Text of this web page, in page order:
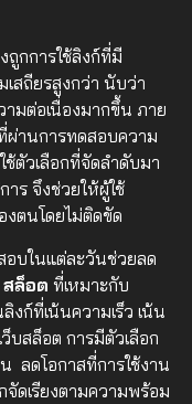
ถูกการใช้ลิงก์ที่มี
เสถียรสูงกว่า นับว่า
ามต่อเนื่องมากขึ้น ภาย
ผ่านการทดสอบความ
ช้ตัวเลือกที่จัดลำดับมา
ร จึงช่วยให้ผู้ใช้
งตนโดยไม่ติดขัด
อบในแต่ละวันช่วยลด
สล็อต ที่เหมาะกับ
งก์ที่เน้นความเร็ว เน้น
บสล็อต การมีตัวเลือก
ลดโอกาสที่การใช้งาน
จัดเรียงตามความพร้อม